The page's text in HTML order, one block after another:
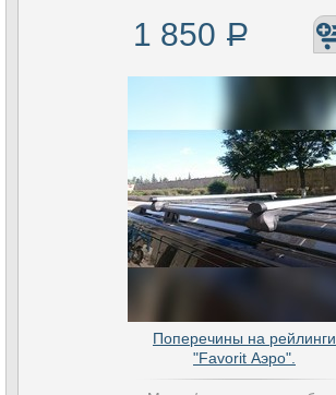
1 850 Р
Поперечины на рейлинги
"Favorit Аэро".